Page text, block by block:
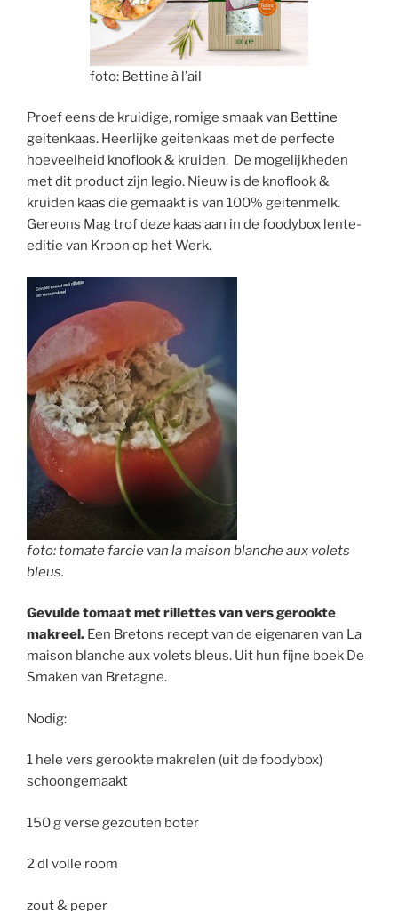
foto: Bettine à l’ail
Proef eens de kruidige, romige smaak van Bettine
geitenkaas. Heerlijke geitenkaas met de perfecte
hoeveelheid knoflook & kruiden. De mogelijkheden
met dit product zijn legio. Nieuw is de knoflook &
kruiden kaas die gemaakt is van 100% geitenmelk.
Gereons Mag trof deze kaas aan in de foodybox lente-
editie van Kroon op het Werk.
foto: tomate farcie van la maison blanche aux volets
bleus.
Gevulde tomaat met rillettes van vers gerookte
makreel. Een Bretons recept van de eigenaren van La
maison blanche aux volets bleus. Uit hun fijne boek De
Smaken van Bretagne.
Nodig:
1 hele vers gerookte makrelen (uit de foodybox)
schoongemaakt
150 g verse gezouten boter
2 dl volle room
zout & peper